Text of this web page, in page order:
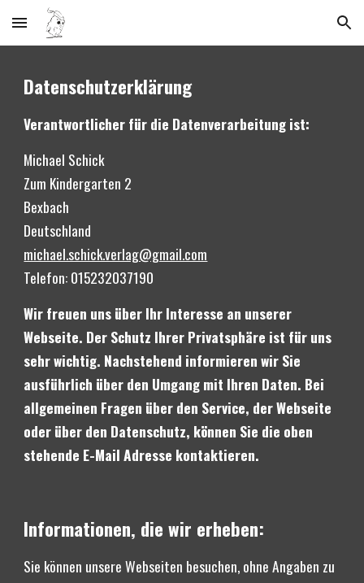
Skip to main content Skip to navigation
Datenschutzerklärung
Verantwortlicher für die Datenverarbeitung ist:
Michael Schick
Zum Kindergarten 2
Bexbach
Deutschland
michael.schick.verlag@gmail.com
Telefon: 015232037190
Wir freuen uns über Ihr Interesse an unserer
Webseite. Der Schutz Ihrer Privatsphäre ist für uns
sehr wichtig. Nachstehend informieren wir Sie
ausführlich über den Umgang mit Ihren Daten. Bei
allgemeinen Fragen über den Service, der Webseite
oder über den Datenschutz, können Sie die oben
stehende E-Mail Adresse kontaktieren.
Informationen, die wir erheben:
Sie können unsere Webseiten besuchen, ohne Angaben zu